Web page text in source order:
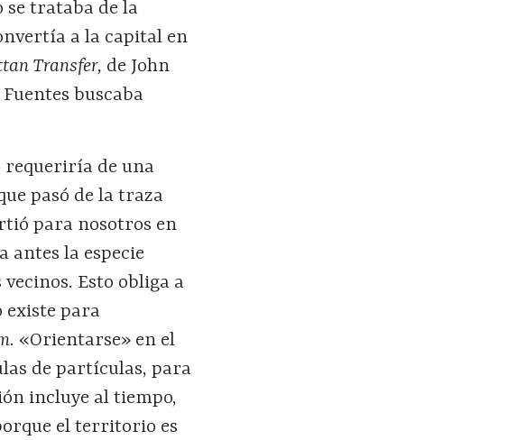
se trataba de la
a la capital en
Transfer, de John
buscaba
requeriría de una
pasó de la traza
para nosotros en
antes la especie
Esto obliga a
existe para
«Orientarse» en el
de partículas, para
incluye al tiempo,
el territorio es